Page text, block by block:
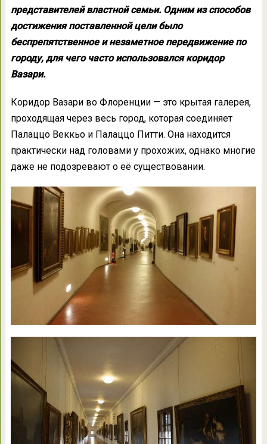
представителей властной семьи. Одним из способов
достижения поставленной цели было
беспрепятственное и незаметное передвижение по
городу, для чего часто использовался коридор
Вазари.
Коридор Вазари во Флоренции — это крытая галерея,
проходящая через весь город, которая соединяет
Палаццо Веккьо и Палаццо Питти. Она находится
практически над головами у прохожих, однако многие
даже не подозревают о её существовании.